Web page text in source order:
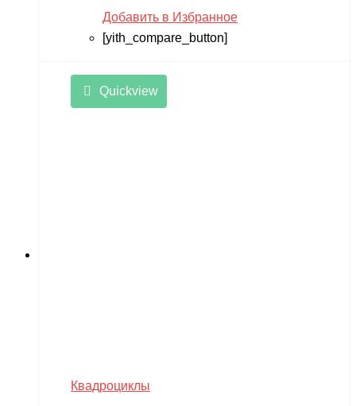
Добавить в Избранное
[yith_compare_button]
Quickview
Квадроциклы